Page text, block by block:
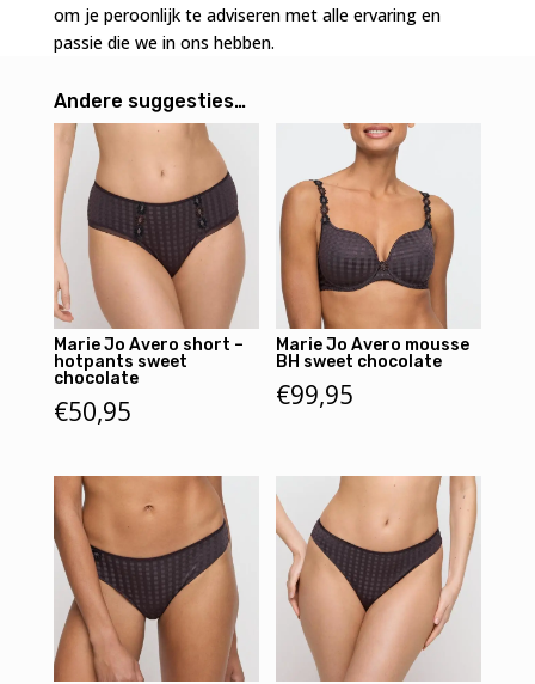
om je peroonlijk te adviseren met alle ervaring en
passie die we in ons hebben.
Andere suggesties…
Marie Jo Avero short –
hotpants sweet
chocolate
€50,95
Marie Jo Avero mousse
BH sweet chocolate
€99,95